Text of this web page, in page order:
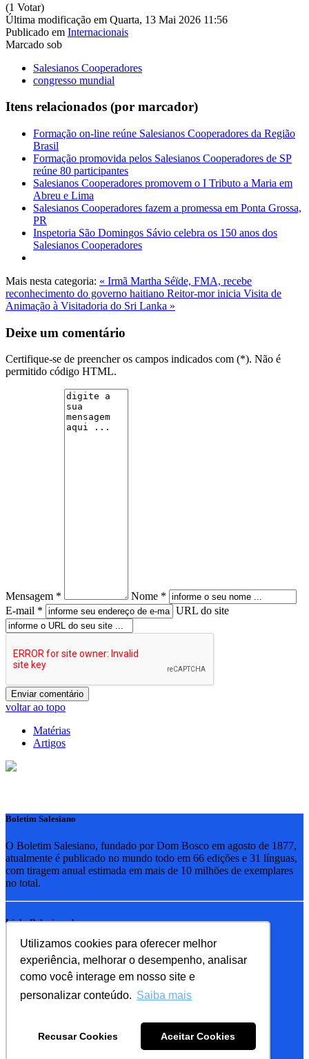
Utilizamos cookies para oferecer melhor
experiência, melhorar o desempenho, analisar
como você interage em nosso site e
personalizar conteúdo. Saiba mais
Recusar Cookies Aceitar Cookies
(1 Votar)
Última modificação em Quarta, 13 Mai 2026 11:56
Publicado em Internacionais
Marcado sob
Salesianos Cooperadores
congresso mundial
Itens relacionados (por marcador)
Formação on-line reúne Salesianos Cooperadores da Região
Brasil
Formação promovida pelos Salesianos Cooperadores de SP
reúne 80 participantes
Salesianos Cooperadores promovem o I Tributo a Maria em
Abreu e Lima
Salesianos Cooperadores fazem a promessa em Ponta Grossa,
PR
Inspetoria São Domingos Sávio celebra os 150 anos dos
Salesianos Cooperadores
Mais nesta categoria: « Irmã Martha Séïde, FMA, recebe
reconhecimento do governo haitiano Reitor-mor inicia Visita de
Animação à Visitadoria do Sri Lanka »
Deixe um comentário
Certifique-se de preencher os campos indicados com (*). Não é
permitido código HTML.
Mensagem *
Nome *
E-mail *
URL do site
voltar ao topo
Matérias
Artigos
Boletim Salesiano
O Boletim Salesiano, fundado por Dom Bosco em agosto de 1877,
atualmente é publicado no mundo todo em 66 edições e 31 línguas,
com tiragem anual estimada em mais de 10 milhões de exemplares
no total.
Links Relacionados
RSB - Rede Salesiana Brasil
EDEBE - Editora
UPV - União pela Vida
Familia Salesiana
SDB - Salesianos de Dom Bosco
FMA - Filhas de Maria Auxiliadora